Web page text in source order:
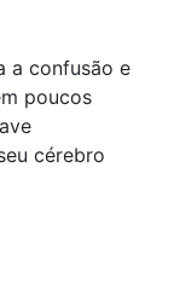
a confusão e
poucos
cérebro